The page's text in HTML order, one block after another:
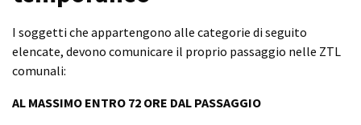
I soggetti che appartengono alle categorie di seguito
elencate, devono comunicare il proprio passaggio nelle ZTL
comunali:
AL MASSIMO ENTRO 72 ORE DAL PASSAGGIO